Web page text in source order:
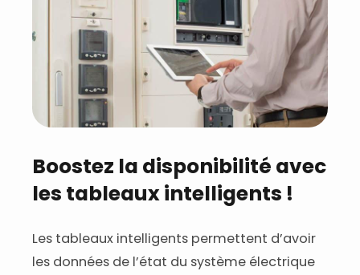
Boostez la disponibilité avec
les tableaux intelligents !
Les tableaux intelligents permettent d’avoir
les données de l’état du système électrique